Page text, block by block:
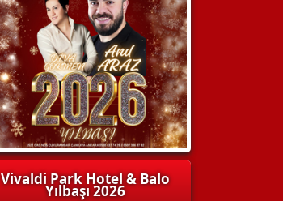
Vivaldi Park Hotel & Balo
Yılbaşı 2026